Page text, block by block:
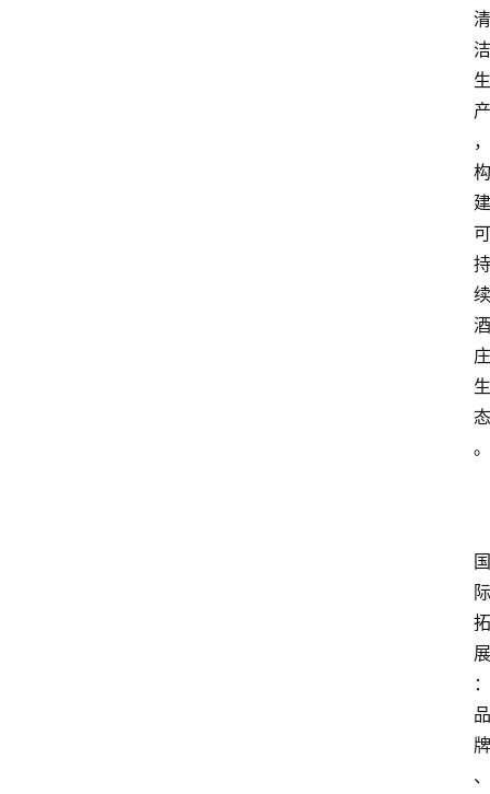
清
洁
生
产
，
构
建
可
持
续
酒
庄
生
态
。
国
际
拓
展
：
品
牌
、